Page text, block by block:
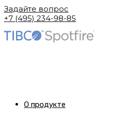
Задайте вопрос
+7 (495) 234-98-85
О продукте